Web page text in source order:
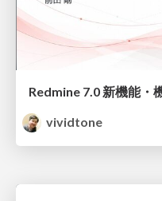
vividtone